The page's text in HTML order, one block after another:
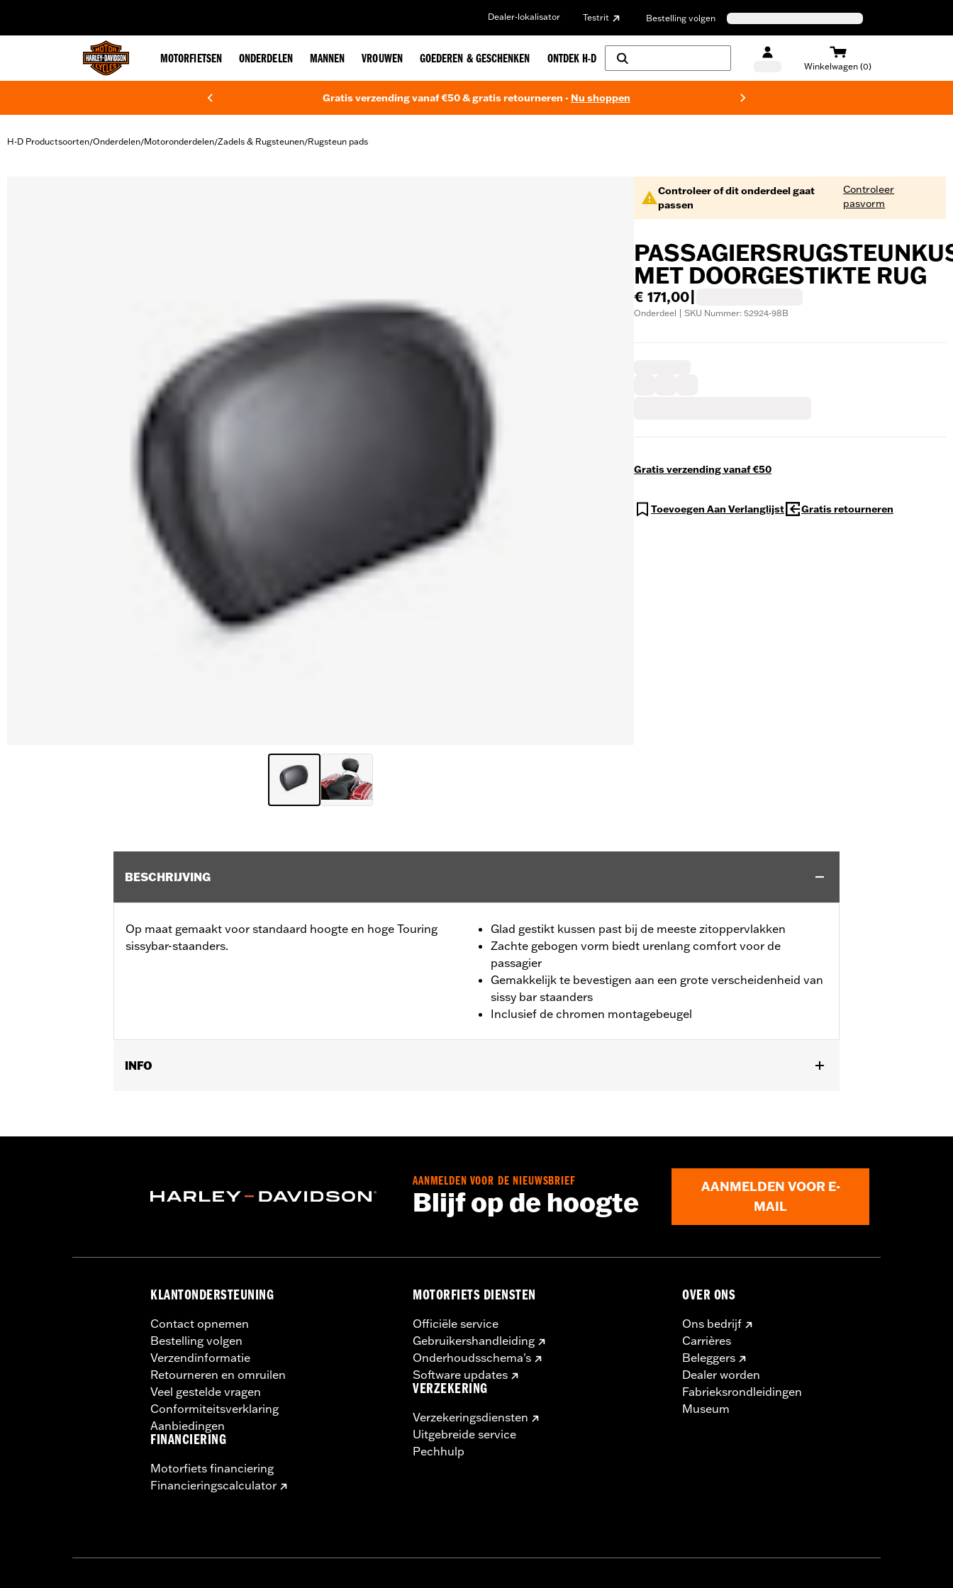
Dealer-lokalisator Testrit Bestelling volgen
MOTORFIETSEN ONDERDELEN MANNEN VROUWEN GOEDEREN & GESCHENKEN ONTDEK H-D
Winkelwagen (0)
Gratis verzending vanaf €50 & gratis retourneren - Nu shoppen
H-D Productsoorten/Onderdelen/Motoronderdelen/Zadels & Rugsteunen/Rugsteun pads
Controleer of dit onderdeel gaat
passen
Controleer
pasvorm
MET DOORGESTIKTE RUG
€ 171,00
Onderdeel | SKU Nummer: 52924-98B
Gratis verzending vanaf €50
Toevoegen Aan Verlanglijst Gratis retourneren
BESCHRIJVING
Op maat gemaakt voor standaard hoogte en hoge Touring
sissybar-staanders.
Glad gestikt kussen past bij de meeste zitoppervlakken
Zachte gebogen vorm biedt urenlang comfort voor de
passagier
Gemakkelijk te bevestigen aan een grote verscheidenheid van
sissy bar staanders
Inclusief de chromen montagebeugel
INFO
52300257 of 52300258 en Quick Release Sissy Bar staander P/N 52300415 en 52300324A. Past ook op ’18-later Softail modellen
Rijhouding:Passagier
Wijdte:12 Inches
In de doos:Rugsteun pad, montagebeugel, afstandsbussen en schroeven
Materiaalbreedte maateenheid:
AANMELDEN VOOR DE NIEUWSBRIEF
Blijf op de hoogte
AANMELDEN VOOR E-
MAIL
KLANTONDERSTEUNING
Contact opnemen
Bestelling volgen
Verzendinformatie
Retourneren en omruilen
Veel gestelde vragen
Conformiteitsverklaring
Aanbiedingen
FINANCIERING
Motorfiets financiering
Financieringscalculator
MOTORFIETS DIENSTEN
Officiële service
Gebruikershandleiding
Onderhoudsschema's
Software updates
VERZEKERING
Verzekeringsdiensten
Uitgebreide service
Pechhulp
OVER ONS
Ons bedrijf
Carrières
Beleggers
Dealer worden
Fabrieksrondleidingen
Museum